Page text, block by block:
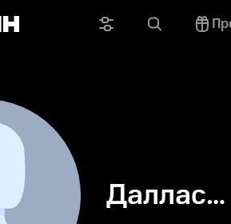
Даллас